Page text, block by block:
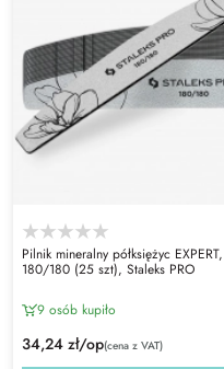
Pilnik mineralny półksiężyc EXPERT,
180/180 (25 szt), Staleks PRO
9 osób kupiło
34,24 zł/op(cena z VAT)